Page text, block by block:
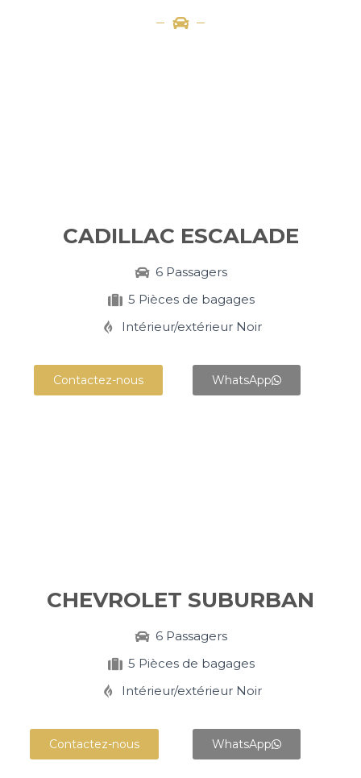
CADILLAC ESCALADE
6 Passagers
5 Pièces de bagages
Intérieur/extérieur Noir​
Contactez-nous WhatsApp
CHEVROLET SUBURBAN
6 Passagers
5 Pièces de bagages
Intérieur/extérieur Noir​
Contactez-nous WhatsApp